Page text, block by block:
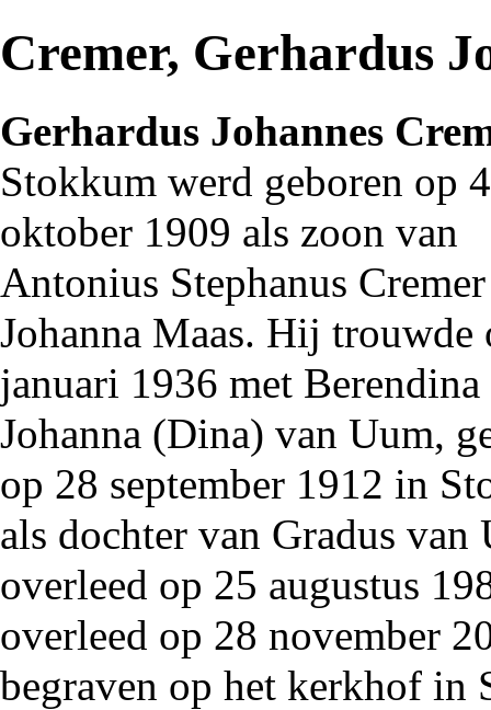
Cremer, Gerhardus
Gerhardus Johannes
Stokkum werd geboren op 4
oktober 1909 als zoon van
Antonius Stephanus Cremer
Johanna Maas. Hij trouwde
januari 1936 met Berendina
Johanna (Dina) van Uum,
op 28 september 1912 in
als dochter van Gradus
overleed op 25 augustus
overleed op 28 november
begraven op het kerkhof in